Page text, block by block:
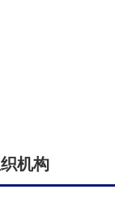
机构